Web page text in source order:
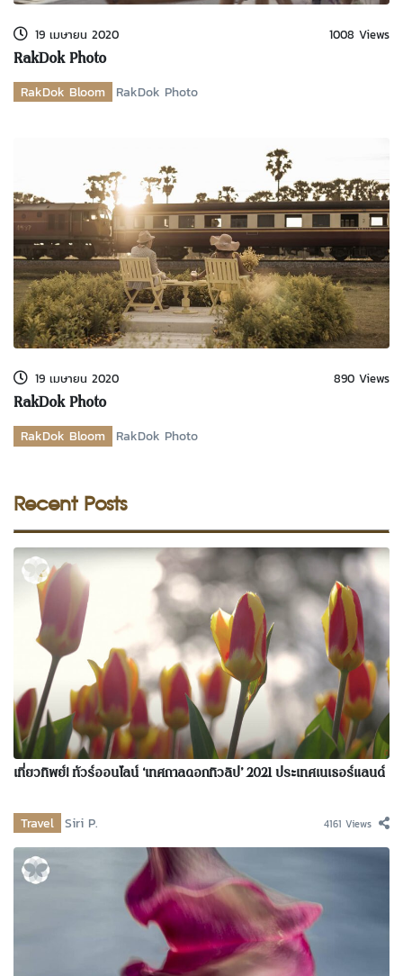
19 เมษายน 2020 1008 Views
RakDok Photo
RakDok Bloom RakDok Photo
19 เมษายน 2020 890 Views
RakDok Photo
RakDok Bloom RakDok Photo
Recent Posts
เที่ยวทิพย์! ทัวร์ออนไลน์ ‘เทศกาลดอกทิวลิป’ 2021 ประเทศเนเธอร์แลนด์
Travel Siri P. 4161 Views